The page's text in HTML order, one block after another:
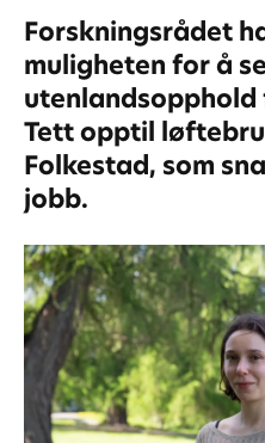
Forskningsrådet
muligheten for å
Tett opptil
Folkestad, som
jobb.